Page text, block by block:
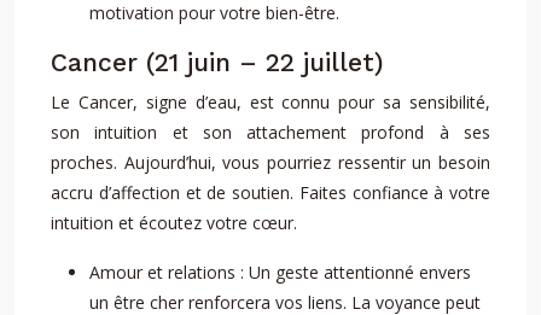
motivation pour votre bien-être.
Cancer (21 juin – 22 juillet)
Le Cancer, signe d’eau, est connu pour sa sensibilité,
son intuition et son attachement profond à ses
proches. Aujourd’hui, vous pourriez ressentir un besoin
accru d’affection et de soutien. Faites confiance à votre
intuition et écoutez votre cœur.
Amour et relations : Un geste attentionné envers
un être cher renforcera vos liens. La voyance peut